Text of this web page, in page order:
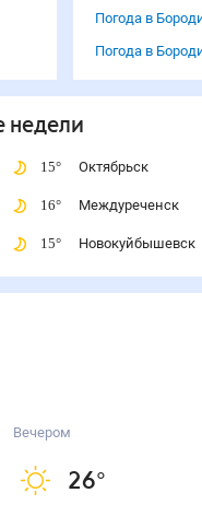
Погода в
Погода в
недели
15° Октябрьск
16° Междуреченск
15° Новокуйбышевск
Вечером
26°